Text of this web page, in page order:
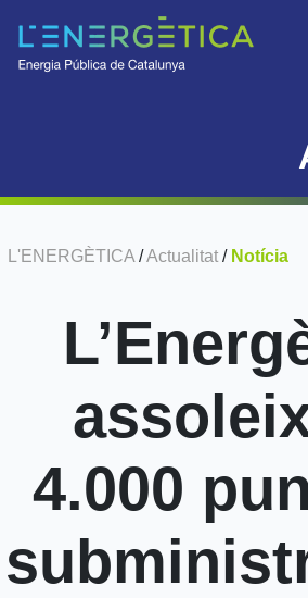
L'ENERGÈTICA /Actualitat / Notícia
4.000